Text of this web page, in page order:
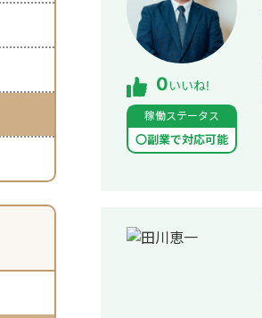
0いいね!
稼働ステータス
〇副業で対応可能